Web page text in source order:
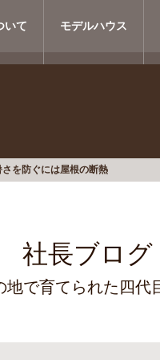
いて モデルハウス
さを防ぐには屋根の断熱
社長ブログ
地で育てられた四代